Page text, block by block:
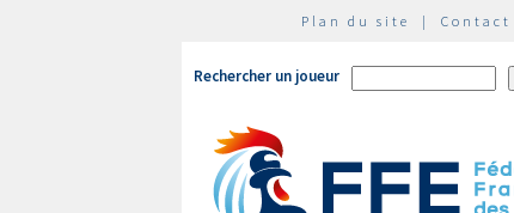
Plan du site | Contact
Rechercher un joueur